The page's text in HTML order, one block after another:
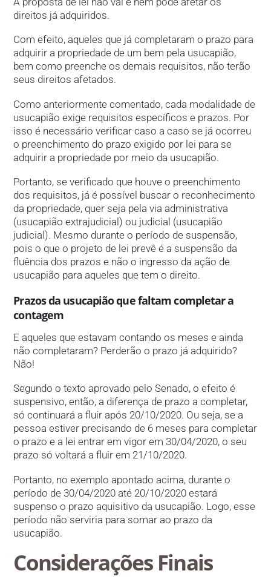
direitos já adquiridos.
Com efeito, aqueles que já completaram o prazo para
adquirir a propriedade de um bem pela usucapião,
bem como preenche os demais requisitos, não terão
seus direitos afetados.
Como anteriormente comentado, cada modalidade de
usucapião exige requisitos específicos e prazos. Por
isso é necessário verificar caso a caso se já ocorreu
o preenchimento do prazo exigido por lei para se
adquirir a propriedade por meio da usucapião.
Portanto, se verificado que houve o preenchimento
dos requisitos, já é possível buscar o reconhecimento
da propriedade, quer seja pela via administrativa
(usucapião extrajudicial) ou judicial (usucapião
judicial). Mesmo durante o período de suspensão,
pois o que o projeto de lei prevê é a suspensão da
fluência dos prazos e não o ingresso da ação de
usucapião para aqueles que tem o direito.
Prazos da usucapião que faltam completar a
contagem
E aqueles que estavam contando os meses e ainda
não completaram? Perderão o prazo já adquirido?
Não!
Segundo o texto aprovado pelo Senado, o efeito é
suspensivo, então, a diferença de prazo a completar,
só continuará a fluir após 20/10/2020. Ou seja, se a
pessoa estiver precisando de 6 meses para completar
o prazo e a lei entrar em vigor em 30/04/2020, o seu
prazo só voltará a fluir em 21/10/2020.
Portanto, no exemplo apontado acima, durante o
período de 30/04/2020 até 20/10/2020 estará
suspenso o prazo aquisitivo da usucapião. Logo, esse
período não serviria para somar ao prazo da
usucapião.
Considerações Finais